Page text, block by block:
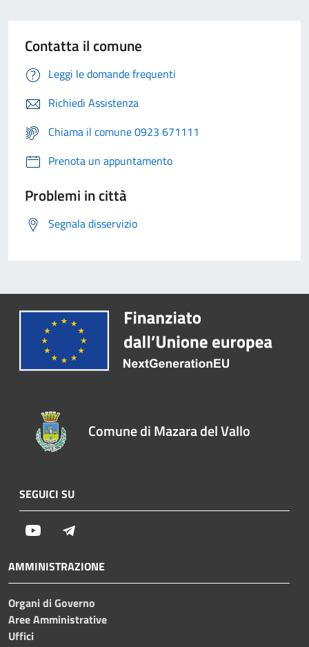
Contatta il comune
Leggi le domande frequenti
Richiedi Assistenza
Chiama il comune 0923 671111
Prenota un appuntamento
Problemi in città
Segnala disservizio
Comune di Mazara del Vallo
SEGUICI SU
Youtube
AMMINISTRAZIONE
Organi di Governo
Aree Amministrative
Uffici